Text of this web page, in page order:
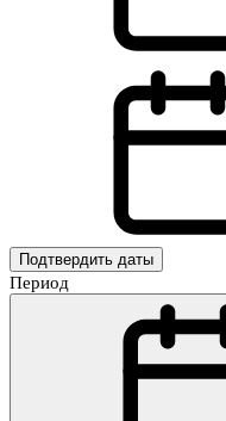
Подтвердить даты
Период